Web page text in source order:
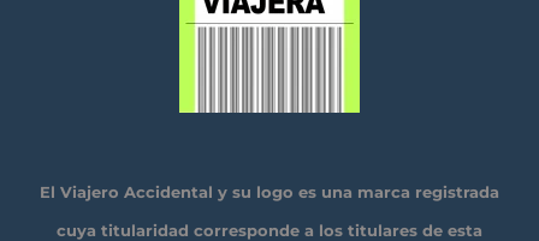
El Viajero Accidental y su logo es una marca registrada
cuya titularidad corresponde a los titulares de esta